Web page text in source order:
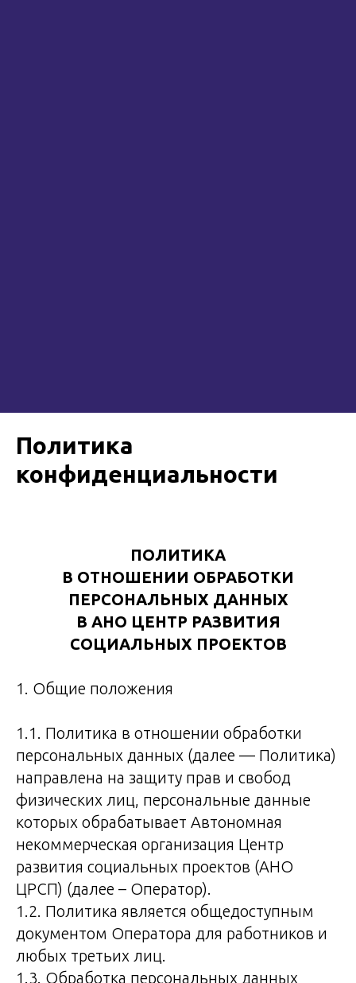
Политика
конфиденциальности
ПОЛИТИКА
В ОТНОШЕНИИ ОБРАБОТКИ
ПЕРСОНАЛЬНЫХ ДАННЫХ
В АНО ЦЕНТР РАЗВИТИЯ
СОЦИАЛЬНЫХ ПРОЕКТОВ
1. Общие положения
1.1. Политика в отношении обработки
персональных данных (далее — Политика)
направлена на защиту прав и свобод
физических лиц, персональные данные
которых обрабатывает Автономная
некоммерческая организация Центр
развития социальных проектов (АНО
ЦРСП) (далее – Оператор).
1.2. Политика является общедоступным
документом Оператора для работников и
любых третьих лиц.
1.3. Обработка персональных данных